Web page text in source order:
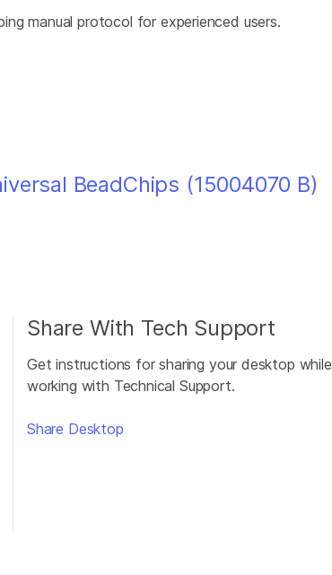
manual protocol for experienced users.
BeadChips (15004070 B)
Share With Tech Support
Get instructions for sharing your desktop while
working with Technical Support.
Share Desktop